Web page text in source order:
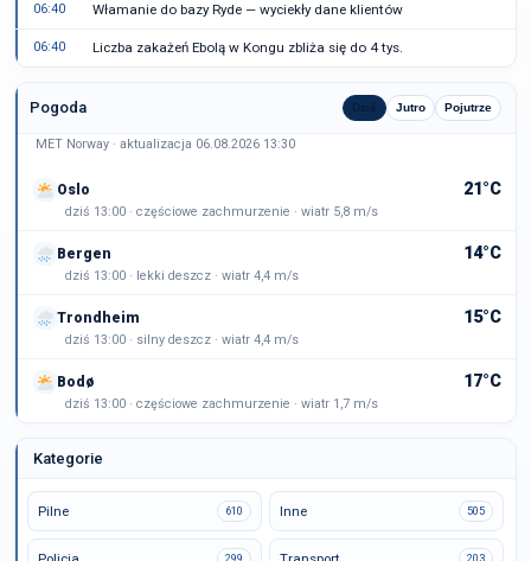
06:40 Włamanie do bazy Ryde — wyciekły dane klientów
06:40 Liczba zakażeń Ebolą w Kongu zbliża się do 4 tys.
Pogoda Dziś Jutro Pojutrze
MET Norway · aktualizacja 06.08.2026 13:30
Oslo 21°C
dziś 13:00 · częściowe zachmurzenie · wiatr 5,8 m/s
Bergen 14°C
dziś 13:00 · lekki deszcz · wiatr 4,4 m/s
Trondheim 15°C
dziś 13:00 · silny deszcz · wiatr 4,4 m/s
Bodø 17°C
dziś 13:00 · częściowe zachmurzenie · wiatr 1,7 m/s
Kategorie
Pilne 610 Inne 505
299 203